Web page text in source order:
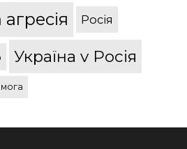
Росія
Україна v Росія